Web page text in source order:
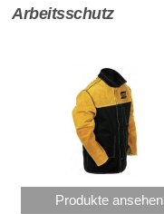
Arbeitsschutz
Produkte ansehen